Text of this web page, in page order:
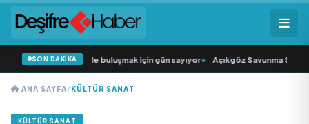
SON DAKİKA
Şarkıcısı” seyircisiyle buluşmak için gün sayıyor• Açıkgöz Savunma Sanayi
ANA SAYFA/KÜLTÜR SANAT
KÜLTÜR SANAT